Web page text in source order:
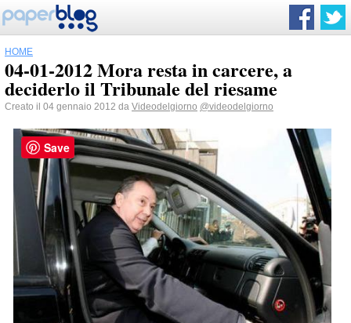
HOME
04-01-2012 Mora resta in carcere, a
deciderlo il Tribunale del riesame
Creato il 04 gennaio 2012 da Videodelgiorno @videodelgiorno
Save